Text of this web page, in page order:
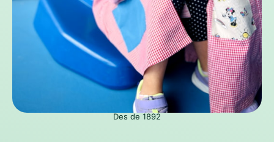
Des de 1892